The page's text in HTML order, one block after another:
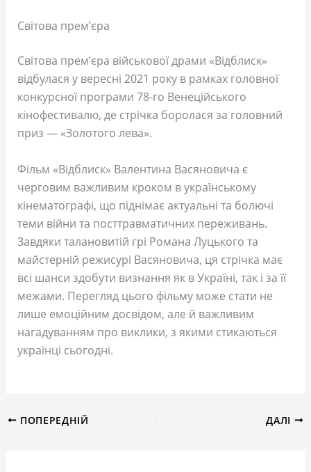
Світова прем’єра
Світова прем’єра військової драми «Відблиск»
відбулася у вересні 2021 року в рамках головної
конкурсної програми 78-го Венеційського
кінофестивалю, де стрічка боролася за головний
приз — «Золотого лева».
Фільм «Відблиск» Валентина Васяновича є
черговим важливим кроком в українському
кінематографі, що піднімає актуальні та болючі
теми війни та посттравматичних переживань.
Завдяки талановитій грі Романа Луцького та
майстерній режисурі Васяновича, ця стрічка має
всі шанси здобути визнання як в Україні, так і за її
межами. Перегляд цього фільму може стати не
лише емоційним досвідом, але й важливим
нагадуванням про виклики, з якими стикаються
українці сьогодні.
ПОПЕРЕДНІЙ ДАЛІ